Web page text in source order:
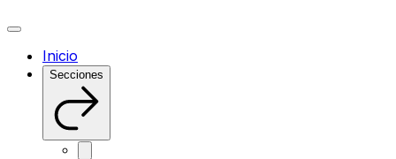
Inicio
Secciones